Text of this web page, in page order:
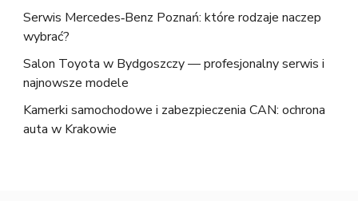
Serwis Mercedes‑Benz Poznań: które rodzaje naczep
wybrać?
Salon Toyota w Bydgoszczy — profesjonalny serwis i
najnowsze modele
Kamerki samochodowe i zabezpieczenia CAN: ochrona
auta w Krakowie